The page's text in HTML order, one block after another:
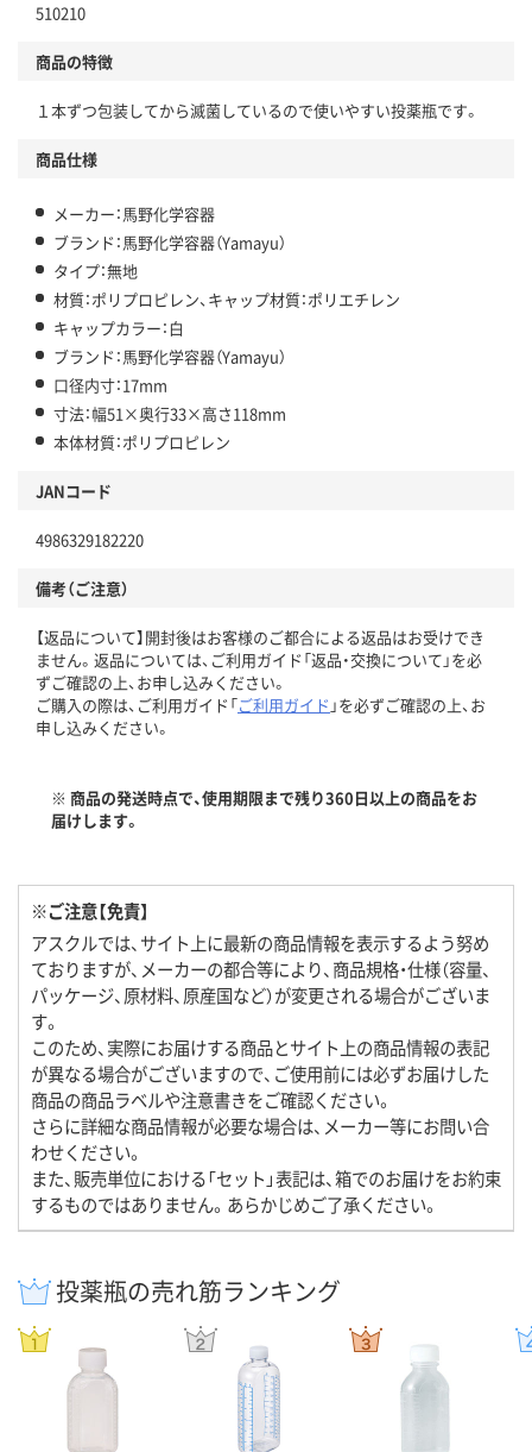
510210
商品の特徴
１本ずつ包装してから滅菌しているので使いやすい投薬瓶です。
商品仕様
メーカー：馬野化学容器
ブランド：馬野化学容器（Yamayu）
タイプ：無地
材質：ポリプロピレン、キャップ材質：ポリエチレン
キャップカラー：白
ブランド：馬野化学容器（Yamayu）
口径内寸：17mm
寸法：幅51×奥行33×高さ118mm
本体材質：ポリプロピレン
JANコード
4986329182220
備考（ご注意）
【返品について】開封後はお客様のご都合による返品はお受けでき
ません。返品については、ご利用ガイド「返品・交換について」を必
ずご確認の上、お申し込みください。
ご購入の際は、ご利用ガイド「ご利用ガイド 」を必ずご確認の上、お
申し込みください。
※ 商品の発送時点で、使用期限まで残り360日以上の商品をお
届けします。
※ご注意【免責】
アスクルでは、サイト上に最新の商品情報を表示するよう努め
ておりますが、メーカーの都合等により、商品規格・仕様（容量、
パッケージ、原材料、原産国など）が変更される場合がございま
す。
このため、実際にお届けする商品とサイト上の商品情報の表記
が異なる場合がございますので、ご使用前には必ずお届けした
商品の商品ラベルや注意書きをご確認ください。
さらに詳細な商品情報が必要な場合は、メーカー等にお問い合
わせください。
また、販売単位における「セット」表記は、箱でのお届けをお約束
するものではありません。あらかじめご了承ください。
投薬瓶の売れ筋ランキング